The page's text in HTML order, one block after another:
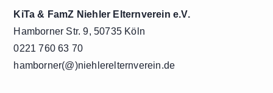
KiTa & FamZ Niehler Elternverein e.V.
Hamborner Str. 9, 50735 Köln
0221 760 63 70
hamborner(@)niehlerelternverein.de